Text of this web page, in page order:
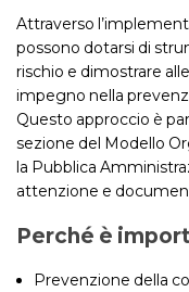
Attraverso
possono dotarsi di
rischio e dimostrare
impegno nella
Questo approccio è
sezione del Modello
la Pubblica
attenzione e
Perché è
Prevenzione della